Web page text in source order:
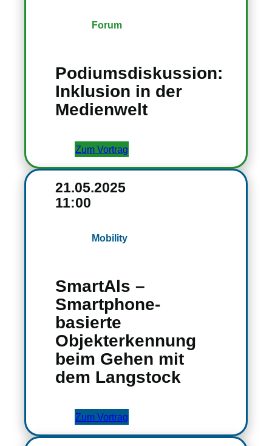
Forum
Podiumsdiskussion:
Inklusion in der
Medienwelt
Zum Vortrag
21.05.2025
11:00
Mobility
SmartAls –
Smartphone-
basierte
Objekterkennung
beim Gehen mit
dem Langstock
Zum Vortrag